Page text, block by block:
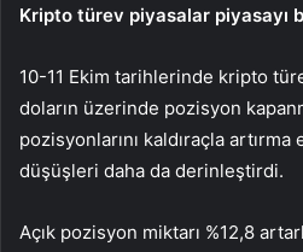
Kripto türev piyasalar piyasayı
10-11 Ekim tarihlerinde kripto
doların üzerinde pozisyon
pozisyonlarını kaldıraçla
düşüşleri daha da derinleştirdi.
Açık pozisyon miktarı %12,8